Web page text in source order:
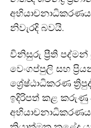
නිවැරදි බවයි.
විනිසුරු ප්‍රීති
වෙංගප්පුලි සහ
ශ්‍රේෂ්ඨාධිකරණ
ඉදිරිපත් කළ කරුණු